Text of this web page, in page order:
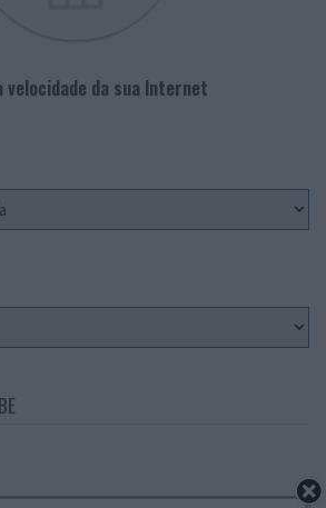
velocidade da sua Internet